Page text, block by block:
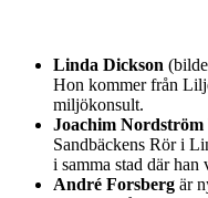
Linda Dickson
Hon kommer från
miljökonsult.
Joachim Nordström
Sandbäckens Rör i
i samma stad där han
André Forsberg är